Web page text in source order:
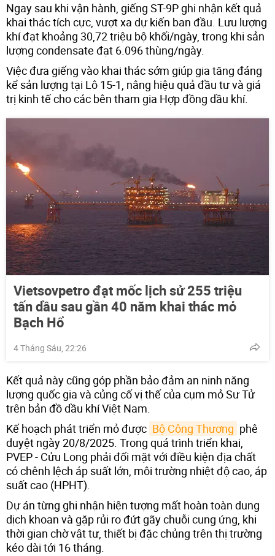
Ngay sau khi vận hành, giếng ST-9P ghi nhận kết quả
khai thác tích cực, vượt xa dự kiến ban đầu. Lưu lượng
khí đạt khoảng 30,72 triệu bộ khối/ngày, trong khi sản
lượng condensate đạt 6.096 thùng/ngày.
Việc đưa giếng vào khai thác sớm giúp gia tăng đáng
kể sản lượng tại Lô 15-1, nâng hiệu quả đầu tư và giá
trị kinh tế cho các bên tham gia Hợp đồng dầu khí.
Vietsovpetro đạt mốc lịch sử 255 triệu
tấn dầu sau gần 40 năm khai thác mỏ
Bạch Hổ
4 Tháng Sáu, 22:26
Kết quả này cũng góp phần bảo đảm an ninh năng
lượng quốc gia và củng cố vị thế của cụm mỏ Sư Tử
trên bản đồ dầu khí Việt Nam.
Kế hoạch phát triển mỏ được Bộ Công Thương phê
duyệt ngày 20/8/2025. Trong quá trình triển khai,
PVEP - Cửu Long phải đối mặt với điều kiện địa chất
có chênh lệch áp suất lớn, môi trường nhiệt độ cao, áp
suất cao (HPHT).
Dự án từng ghi nhận hiện tượng mất hoàn toàn dung
dịch khoan và gặp rủi ro đứt gãy chuỗi cung ứng, khi
thời gian chờ vật tư, thiết bị đặc chủng trên thị trường
kéo dài tới 16 tháng.